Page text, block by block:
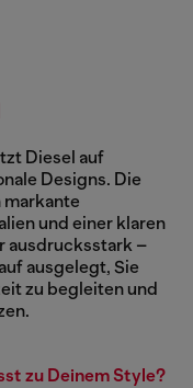
Diesel auf
Designs. Die
und einer klaren
ausdrucksstark –
ausgelegt, Sie
zu begleiten und
zu Deinem Style?